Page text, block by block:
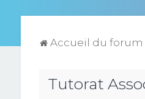
Accueil du forum
Tutorat